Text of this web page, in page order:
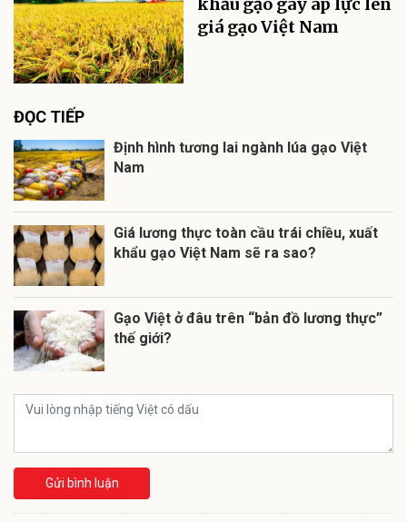
khẩu gạo gây áp lực lên
giá gạo Việt Nam
ĐỌC TIẾP
Định hình tương lai ngành lúa gạo Việt
Nam
Giá lương thực toàn cầu trái chiều, xuất
khẩu gạo Việt Nam sẽ ra sao?
Gạo Việt ở đâu trên “bản đồ lương thực”
thế giới?
Gửi bình luận